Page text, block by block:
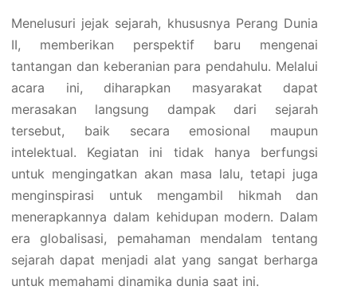
Menelusuri jejak sejarah, khususnya Perang Dunia
II, memberikan perspektif baru mengenai
tantangan dan keberanian para pendahulu. Melalui
acara ini, diharapkan masyarakat dapat
merasakan langsung dampak dari sejarah
tersebut, baik secara emosional maupun
intelektual. Kegiatan ini tidak hanya berfungsi
untuk mengingatkan akan masa lalu, tetapi juga
menginspirasi untuk mengambil hikmah dan
menerapkannya dalam kehidupan modern. Dalam
era globalisasi, pemahaman mendalam tentang
sejarah dapat menjadi alat yang sangat berharga
untuk memahami dinamika dunia saat ini.